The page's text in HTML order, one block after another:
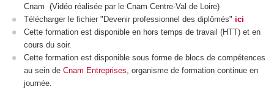
Cnam (Vidéo réalisée par le Cnam Centre-Val de Loire)
Télécharger le fichier "Devenir professionnel des diplômés" ici
Cette formation est disponible en hors temps de travail (HTT) et en
cours du soir.
Cette formation est disponible sous forme de blocs de compétences
au sein de Cnam Entreprises , organisme de formation continue en
journée.